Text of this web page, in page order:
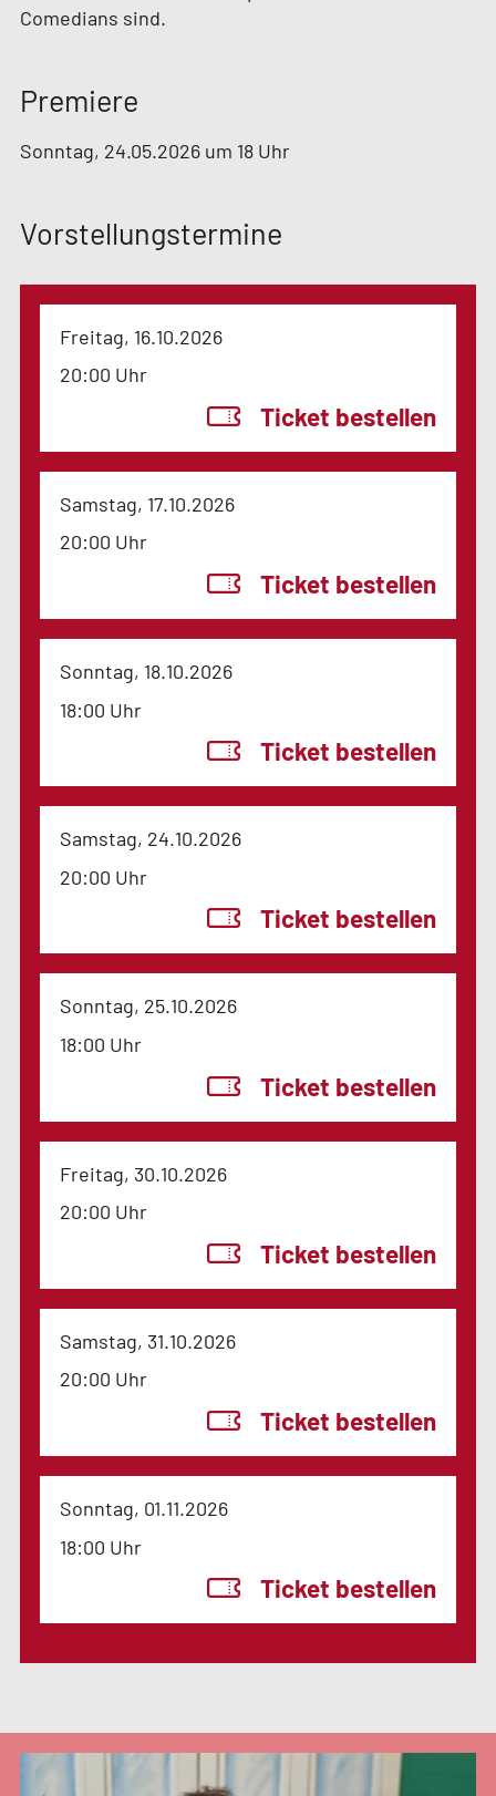
Comedians sind.
Premiere
Sonntag, 24.05.2026 um 18 Uhr
Vorstellungstermine
Freitag, 16.10.2026
20:00 Uhr
Ticket bestellen
Samstag, 17.10.2026
20:00 Uhr
Ticket bestellen
Sonntag, 18.10.2026
18:00 Uhr
Ticket bestellen
Samstag, 24.10.2026
20:00 Uhr
Ticket bestellen
Sonntag, 25.10.2026
18:00 Uhr
Ticket bestellen
Freitag, 30.10.2026
20:00 Uhr
Ticket bestellen
Samstag, 31.10.2026
20:00 Uhr
Ticket bestellen
Sonntag, 01.11.2026
18:00 Uhr
Ticket bestellen